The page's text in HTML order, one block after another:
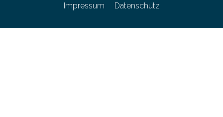
Impressum Datenschutz